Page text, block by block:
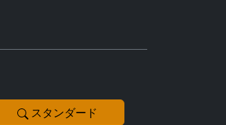
スタンダード